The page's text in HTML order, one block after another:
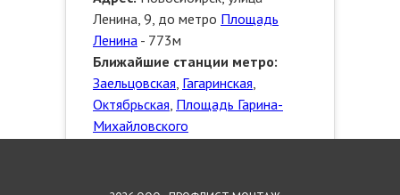
Ленина, 9, до метро Площадь
Ленина - 773м
Ближайшие станции метро:
Заельцовская, Гагаринская,
Октябрьская, Площадь Гарина-
Михайловского
http://novosibirsk.proflistmontazh.ru